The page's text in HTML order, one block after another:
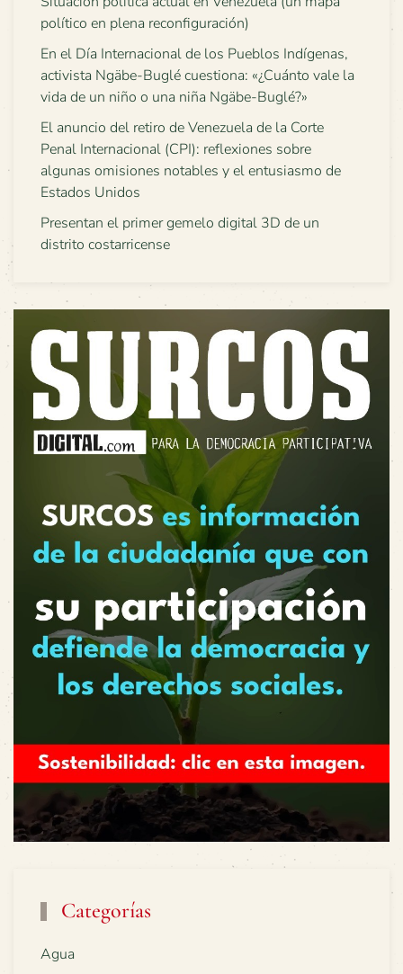
político en plena reconfiguración)
En el Día Internacional de los Pueblos Indígenas,
activista Ngäbe-Buglé cuestiona: «¿Cuánto vale la
vida de un niño o una niña Ngäbe-Buglé?»
El anuncio del retiro de Venezuela de la Corte
Penal Internacional (CPI): reflexiones sobre
algunas omisiones notables y el entusiasmo de
Estados Unidos
Presentan el primer gemelo digital 3D de un
distrito costarricense
Categorías
Agua